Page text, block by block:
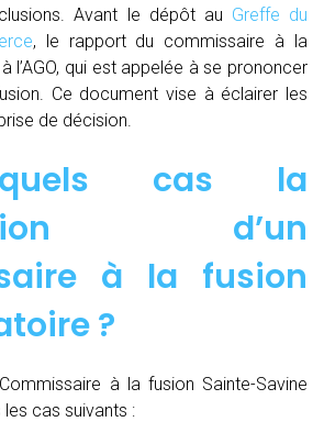
Avant le dépôt au Greffe du
, le rapport du commissaire à la
l’AGO, qui est appelée à se prononcer
Ce document vise à éclairer les
de décision.
cas la
d’un
à la fusion
?
à la fusion Sainte-Savine
cas suivants :